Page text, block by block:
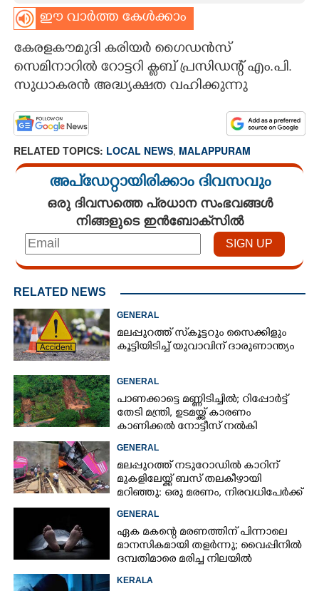
LITERATURE
ZOOM
CONTACT US
ഈ വാർത്ത കേൾക്കാം
കേരളകൗമുദി കരിയർ ഗൈഡൻസ്
സെമിനാറിൽ റോട്ടറി ക്ലബ്‌ പ്രസിഡന്റ് എം.പി.
സുധാകരൻ അദ്ധ്യക്ഷത വഹിക്കുന്നു
RELATED TOPICS: LOCAL NEWS, MALAPPURAM
അപ്ഡേറ്റായിരിക്കാം ദിവസവും
ഒരു ദിവസത്തെ പ്രധാന സംഭവങ്ങൾ
നിങ്ങളുടെ ഇൻബോക്സിൽ
RELATED NEWS
GENERAL
മലപ്പുറത്ത് സ്‌കൂട്ടറും സൈക്കിളും
കൂട്ടിയിടിച്ച് യുവാവിന് ദാരുണാന്ത്യം
GENERAL
പാണക്കാട്ടെ മണ്ണിടിച്ചിൽ; റിപ്പോർട്ട്
തേടി മന്ത്രി, ഉടമയ്ക്ക് കാരണം
കാണിക്കൽ നോട്ടീസ് നൽകി
GENERAL
മലപ്പുറത്ത് നടുറോഡിൽ കാറിന്
മുകളിലേയ്ക്ക് ബസ് തലകീഴായി
മറിഞ്ഞു: ഒരു മരണം, നിരവധിപേർക്ക്
GENERAL
ഏക മകന്റെ മരണത്തിന് പിന്നാലെ
മാനസികമായി തളർന്നു; വൈപ്പിനിൽ
ദമ്പതിമാരെ മരിച്ച നിലയിൽ
KERALA